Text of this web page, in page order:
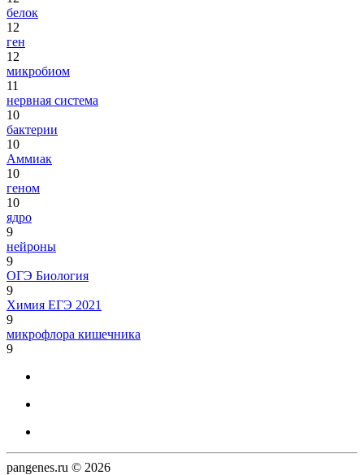
белок
12
ген
12
микробиом
11
нервная система
10
бактерии
10
Аммиак
10
геном
10
ядро
9
нейроны
9
ОГЭ Биология
9
Химия ЕГЭ 2021
9
микрофлора кишечника
9
pangenes.ru © 2026